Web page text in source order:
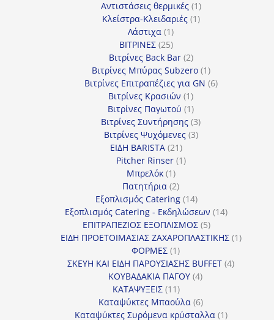
προϊόντα
Αντιστάσεις θερμικές 11
προϊόν
Κλείστρα-Κλειδαριές 11
Λάστιχα 11
προϊόν
ΒΙΤΡΙΝΕΣ 2525
προϊόντα
Βιτρίνες Back Bar 22
προϊόντα
Βιτρίνες Mπύρας Subzero 11
προϊόν
Βιτρίνες Επιτραπέζιες για GN 66
Βιτρίνες Κρασιών 11
προϊόν
Βιτρίνες Παγωτού 11
προϊόν
Βιτρίνες Συντήρησης 33
προϊόντα
Βιτρίνες Ψυχόμενες 33
ΕΙΔΗ BARISTA 2121
προϊόντα
Pitcher Rinser 11
Μπρελόκ 11
προϊόν
Πατητήρια 22
προϊόντα
Εξοπλισμός Catering 1414
προϊόντα
Εξοπλισμός Catering - Εκδηλώσεων 1414
ΕΠΙΤΡΑΠΕΖΙΟΣ ΕΞΟΠΛΙΣΜΟΣ 55
προϊόντα
ΕΙΔΗ ΠΡΟΕΤΟΙΜΑΣΙΑΣ ΖΑΧΑΡΟΠΛΑΣΤΙΚΗΣ 11
ΦΟΡΜΕΣ 11
προϊόν
ΣΚΕΥΗ ΚΑΙ ΕΙΔΗ ΠΑΡΟΥΣΙΑΣΗΣ BUFFET 44
ΚΟΥΒΑΔΑΚΙΑ ΠΑΓΟΥ 44
ΚΑΤΑΨΥΞΕΙΣ 1111
προϊόντα
Καταψύκτες Μπαούλα 66
προϊόντα
Καταψύκτες Συρόμενα κρύσταλλα 11